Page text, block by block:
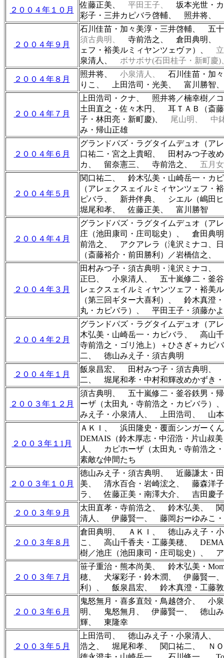
２００４年１０月
佐藤正美、 平田王子、
坂本光世・
彩子・三井カピバラ啓輔、 照井将
２００４年９月
石川佳苗・加々美淳・三井啓輔、 五
須古典明、 寺前浩之、 倉田典明、
ェフ・裕美ルミィヤンツェヴァ）、
泉清人、 ボサボサ(石田桂子・新町
２００４年８月
照井将、 小泉清人、 石川佳苗・加
りこ、 上田浩司・光美、 富川勝
２００４年７月
上田浩司・クナ、 照井将／楠幸樹
土田直之・佐々木円、 耳ＴＡＢ（斎
子・林田亮・新町慶)、
尾山明、
中
み・帰山正雄
２００４年６月
グランドパズ・ラグタイムデュオ（ア
口祐二・ 宮之上貴昭、 田村みつ子改
カ、 留奈憲三、 寺前浩之、 五月
２００４年５月
関口祐二、 鈴木弘美・山崎岳一・カ
（アレェクスェイルミィヤンツェフ
ピバラ、 新井伴典、
シエル（嶋田
堀尾和孝、 佐藤正美、 富川勝智
２００４年４月
グランドパズ・ラグタイムデュオ（ア
庄（池田康司・庄司聡史）、 倉田
前浩之、 アクアレラ（滝沢ミナコ、
（斎藤裕介・前田勝利）
／岩橋信之、
２００４年３月
田村みつ子・須古典明・滝沢ミナコ、
正巳、 小泉清人、 五十嵐修二・釜谷
レェクスェイルミィヤンツェフ・裕
（第三回ギター大喜利）、 鈴木真
丸・カピバラ）、 平田王子・須藤か
２００４年２月
グランドパズ・ラグタイムデュオ（ア
木弘美・山崎岳一・カピバラ、 高
寺前浩之・ゴリ池上）＋ひさぎ＋カ
二、 徳山みえ子・須古典明
２００４年１月
飯泉昌宏、 田村みつ子・須古典明、
二、 堀尾和孝・中村和輝改めかずき
２００３年１２月
須古典明、 五十嵐修二・釜谷鉄男・
ーザ（太田丸・寺前浩之・カピバラ
みえ子・小泉清人、 上田浩司、 山
２００３年１1月
ＡＫＩ、 浜田隆史・覆面シンガー
DEMAIS（鈴木厚志・中沼浩・片山
人、 カピホーザ（太田丸・寺前浩之
素敵な仲間たち
２００３年１０月
徳山みえ子・須古典明、 近藤謙太
美、 清水百合・岩崎浤之、 藤森洋
ラ、 佐藤正美・南澤大介、 吉田慶子
２００３年９月
太田直孝・寺前浩之、 鈴木弘美、
清人、 伊藤賢一、 藤岡おーゆみこ
２００３年８月
倉田典明、 ＡＫＩ、 徳山みえ子・
こ、 高山千香夫・工藤美穂、
樹／池庄（池田康司・庄司聡史）、
２００３年７月
笹子重治・熊本尚美、 鈴木弘美・
穂、 犬塚彩子・鈴木潤、 伊藤賢一
利）、 飯泉昌宏、 鈴木真澄・工藤
２００３年６月
鬼怒無月・喜多直殻・鳥越啓介、 小
明、 鬼怒無月、 伊藤賢一、 徳山
輝、 東隆幸
２００３年５月
上田浩司、 徳山みえ子・小泉清人
浩之、 堀尾和孝、 関口祐二、 ＮＯ